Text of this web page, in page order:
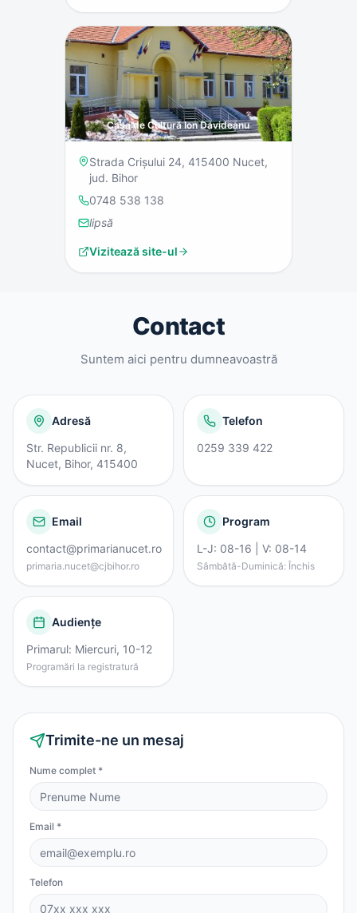
Casa de Cultură Ion Davideanu
Strada Crișului 24, 415400 Nucet,
jud. Bihor
0748 538 138
lipsă
Vizitează site-ul
Contact
Suntem aici pentru dumneavoastră
Adresă
Str. Republicii nr. 8,
Nucet, Bihor, 415400
Telefon
0259 339 422
Email
contact@primarianucet.ro
primaria.nucet@cjbihor.ro
Program
L-J: 08-16 | V: 08-14
Sâmbătă-Duminică: Închis
Audiențe
Primarul: Miercuri, 10-12
Programări la registratură
Trimite-ne un mesaj
Nume complet *
Email *
Telefon